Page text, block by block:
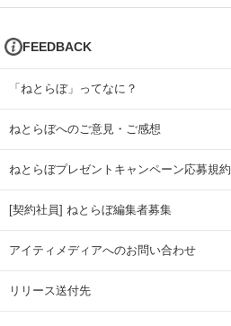
FEEDBACK
「ねとらぼ」ってなに？
ねとらぼへのご意見・ご感想
ねとらぼプレゼントキャンペーン応募規約
[契約社員] ねとらぼ編集者募集
アイティメディアへのお問い合わせ
リリース送付先